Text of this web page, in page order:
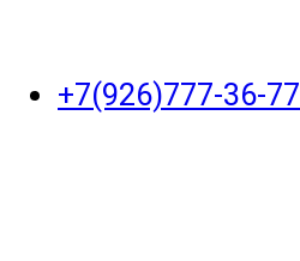
+7(926)777-36-77